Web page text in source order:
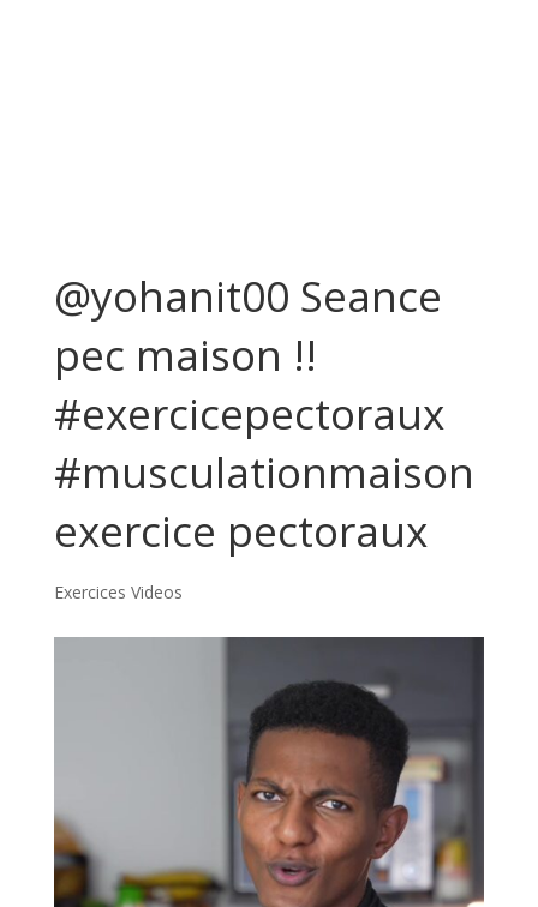
@yohanit00 Seance
pec maison !!
#exercicepectoraux
#musculationmaison
exercice pectoraux
Exercices Videos